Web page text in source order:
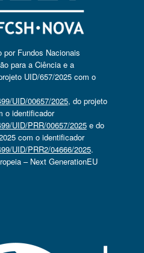
por Fundos Nacionais
para a Ciência e a
UID/657/2025 com o
UID/00657/2025, do projeto
o identificador
UID/PRR/00657/2025e do
com o identificador
UID/PRR2/04666/2025.
– Next GenerationEU